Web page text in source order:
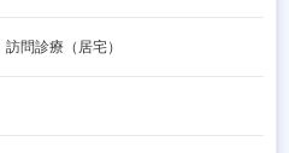
問診療（居宅）